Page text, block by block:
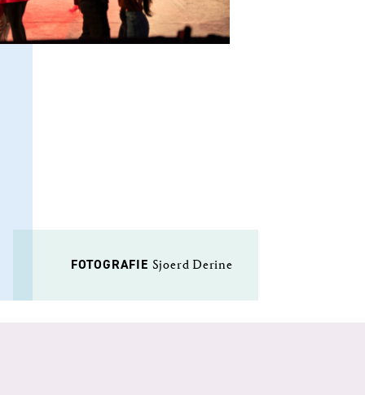
FOTOGRAFIE Sjoerd Derine